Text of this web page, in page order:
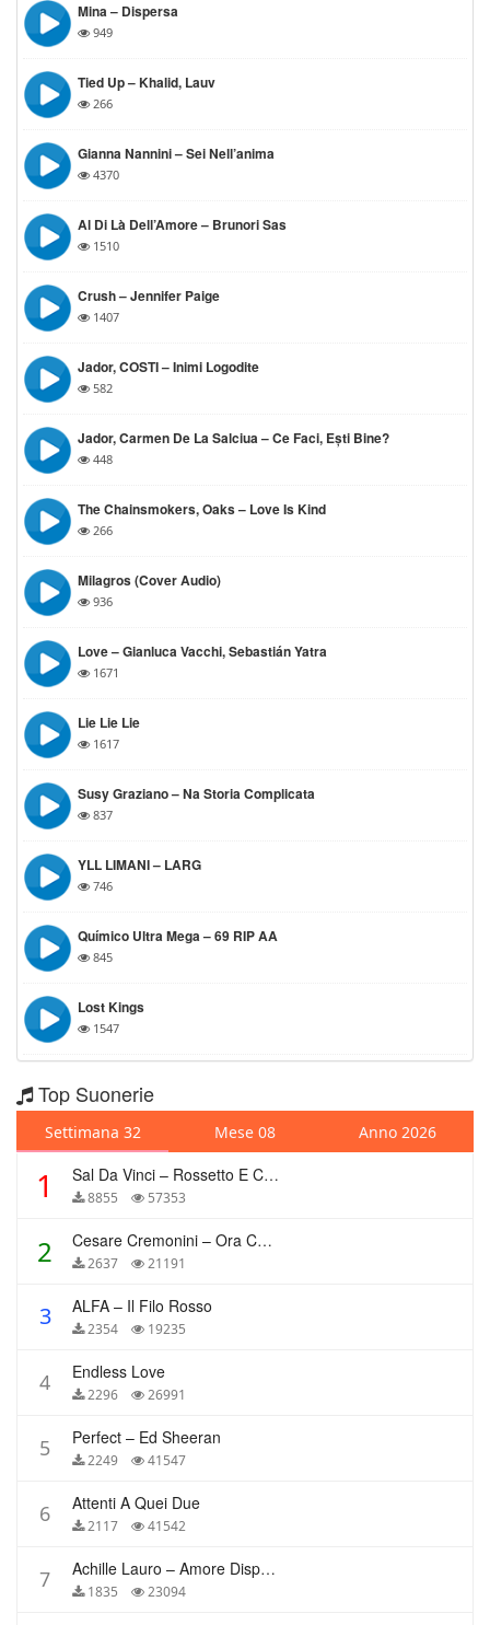
Mina – Dispersa
949
Tied Up – Khalid, Lauv
266
Gianna Nannini – Sei Nell’anima
4370
Al Di Là Dell’Amore – Brunori Sas
1510
Crush – Jennifer Paige
1407
Jador, COSTI – Inimi Logodite
582
Jador, Carmen De La Salciua – Ce Faci, Ești Bine?
448
The Chainsmokers, Oaks – Love Is Kind
266
Milagros (Cover Audio)
936
Love – Gianluca Vacchi, Sebastián Yatra
1671
Lie Lie Lie
1617
Susy Graziano – Na Storia Complicata
837
YLL LIMANI – LARG
746
Químico Ultra Mega – 69 RIP AA
845
Lost Kings
1547
Top Suonerie
Settimana 32 Mese 08 Anno 2026
1 Sal Da Vinci – Rossetto E Caffè
8855 57353
2 Cesare Cremonini – Ora Che Non Ho Più Te
2637 21191
3 ALFA – Il Filo Rosso
2354 19235
4 Endless Love
2296 26991
5 Perfect – Ed Sheeran
2249 41547
6 Attenti A Quei Due
2117 41542
7 Achille Lauro – Amore Disperato
1835 23094